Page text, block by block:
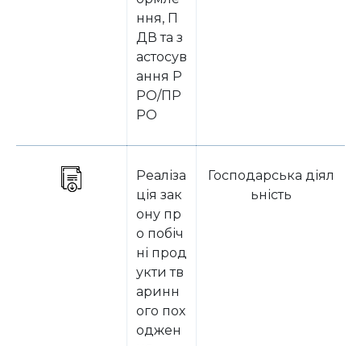
ння, П
ДВ та з
астосув
ання Р
РО/ПР
РО
Реаліза
ція зак
ону пр
о побіч
ні прод
укти тв
аринн
ого пох
оджен
Господарська діял
ьність